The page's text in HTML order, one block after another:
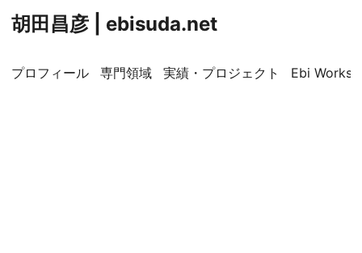
胡田昌彦 | ebisuda.net
プロフィール 専門領域 実績・プロジェクト Ebi